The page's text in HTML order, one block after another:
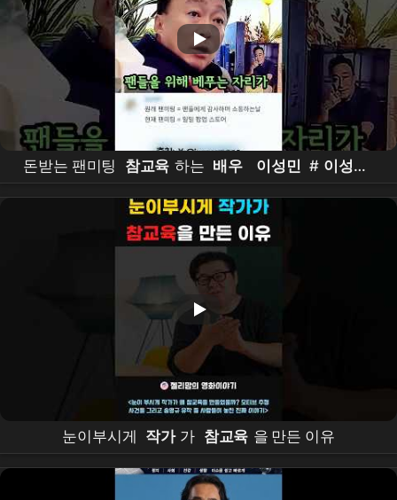
돈받는 팬미팅 참교육 하는 배우 이성민 # 이성민
# 참교육
눈이부시게 작가 가 참교육 을 만든 이유